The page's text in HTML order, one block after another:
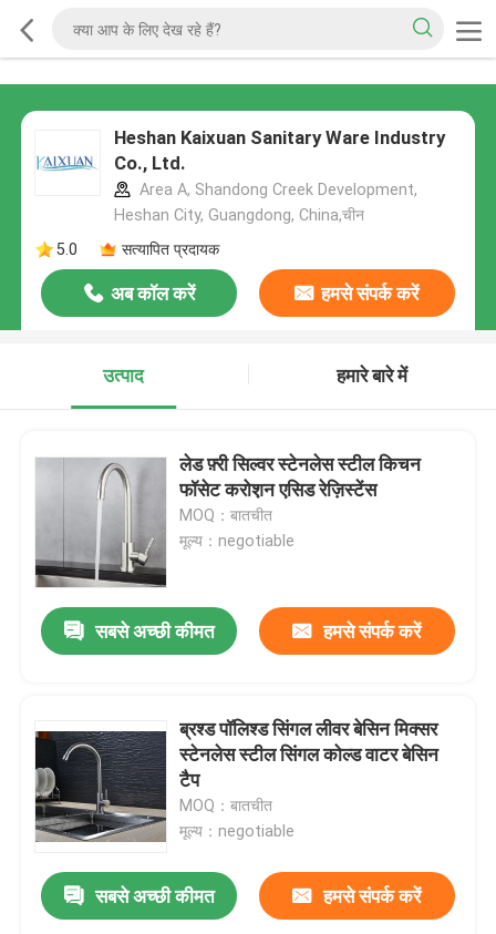
Heshan Kaixuan Sanitary Ware Industry
Co., Ltd.
Area A, Shandong Creek Development,
Heshan City, Guangdong, China,चीन
5.0
सत्यापित प्रदायक
अब कॉल करें हमसे संपर्क करें
उत्पाद हमारे बारे में
लेड फ़्री सिल्वर स्टेनलेस स्टील किचन
फॉसेट करोश़न एसिड रेज़िस्टेंस
MOQ：बातचीत
मूल्य：negotiable
सबसे अच्छी कीमत हमसे संपर्क करें
ब्रश्ड पॉलिश्ड सिंगल लीवर बेसिन मिक्सर
स्टेनलेस स्टील सिंगल कोल्ड वाटर बेसिन
टैप
MOQ：बातचीत
मूल्य：negotiable
सबसे अच्छी कीमत हमसे संपर्क करें